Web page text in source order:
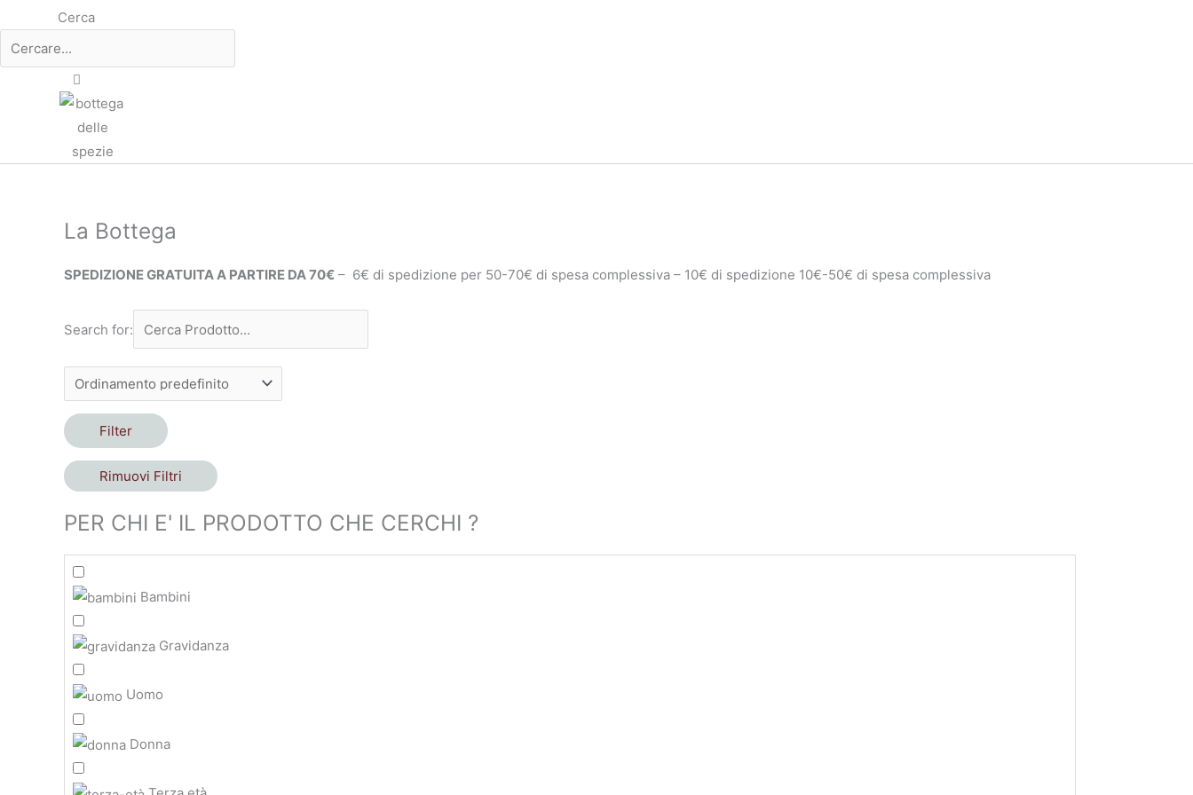
Cerca
La Bottega
SPEDIZIONE GRATUITA A PARTIRE DA 70€ – 6€ di spedizione per 50-70€ di spesa complessiva – 10€ di spedizione 10€-50€ di spesa complessiva
Search for:
Filter
Rimuovi Filtri
PER CHI E' IL PRODOTTO CHE CERCHI ?
Bambini
Gravidanza
Uomo
Donna